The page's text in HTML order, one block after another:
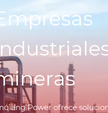
Power ofrece